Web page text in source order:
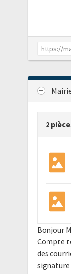
2
Bonjour
Compte
des
signature